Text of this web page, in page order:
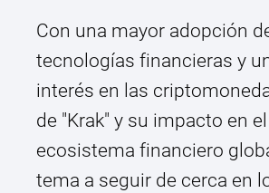
Con una mayor adopción
tecnologías financieras y
interés en las
de "Krak" y su impacto en el
ecosistema financiero
tema a seguir de cerca en